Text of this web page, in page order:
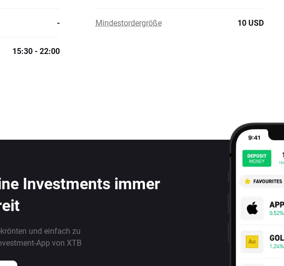
- Mindestordergröße 10 USD
15:30 - 22:00
Investments immer
und einfach zu
App von XTB